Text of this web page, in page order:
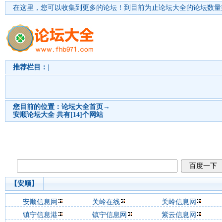
在这里，您可以收集到更多的论坛！ 到目前为止论坛大全的论坛数
推荐栏目：
您目前的位置： 论坛大全首页→
安顺论坛大全 共有[14]个网站
【安顺】
安顺信息网 关岭在线
关岭信息网
镇宁信息港
镇宁信息网
紫云信息网